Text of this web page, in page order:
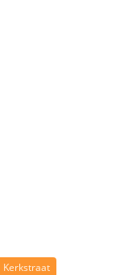
Kerkstraat